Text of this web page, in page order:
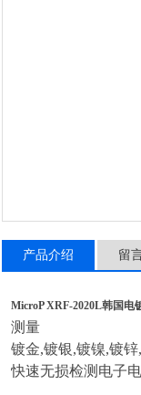
产品介绍 留
MicroP XRF-2020L韩国电
测量
镀金,镀银,镀镍,镀
快速无损检测电子